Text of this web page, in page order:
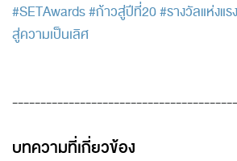
#SETAwards#ก้าวสู่ปีที่20#รางวัลแห่งแ
สู่ความเป็นเลิศ
บทความที่เกี่ยวข้อง